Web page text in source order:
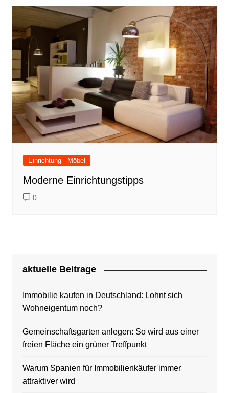
Einrichtung - Möbel
Moderne Einrichtungstipps
0
aktuelle Beitrage
Immobilie kaufen in Deutschland: Lohnt sich
Wohneigentum noch?
Gemeinschaftsgarten anlegen: So wird aus einer
freien Fläche ein grüner Treffpunkt
Warum Spanien für Immobilienkäufer immer
attraktiver wird